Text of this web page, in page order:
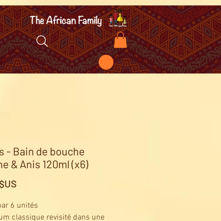
- Bain de bouche
& Anis 120ml (x6)
6 unités
classique revisité dans une